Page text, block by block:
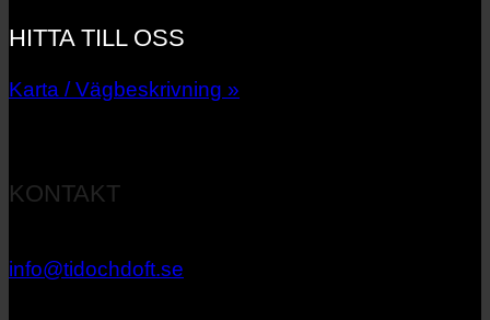
HITTA TILL OSS
Karta / Vägbeskrivning »
KONTAKT
info@tidochdoft.se